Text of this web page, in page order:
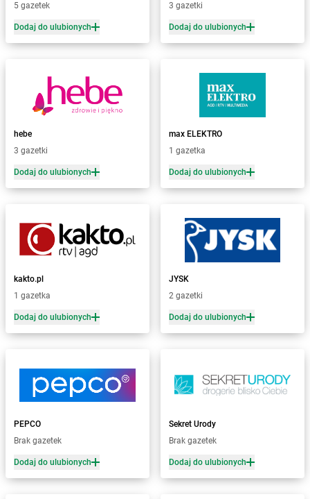
Żabka Bełchatów
Żabka Bełsznica
Bestwina
Żabka Bestwinka
Żabka Bezrzecze
Żabka
Żabka Biała
Żabka
Biała Druga
Żabka Białe Błota
Żabka Białka
Żabka Białobrzegi
Żabka Bialogard
Żabka Białogóra
Żabka Białośliwie
Żabka Białystok
Żabka
Żabka Biecz
Żabka Biedrusko
Żabka Bielany Wrocławskie
Żabka Bielawa
5 gazetek
Dodaj do ulubionych
3 gazetki
Dodaj do ulubionych
hebe
3 gazetki
Dodaj do ulubionych
max ELEKTRO
1 gazetka
Dodaj do ulubionych
kakto.pl
1 gazetka
Dodaj do ulubionych
JYSK
2 gazetki
Dodaj do ulubionych
PEPCO
Brak gazetek
Dodaj do ulubionych
Sekret Urody
Brak gazetek
Dodaj do ulubionych